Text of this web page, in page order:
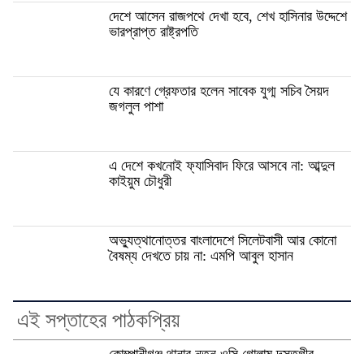
দেশে আসেন রাজপথে দেখা হবে, শেখ হাসিনার উদ্দেশে
ভারপ্রাপ্ত রাষ্ট্রপতি
যে কারণে গ্রেফতার হলেন সাবেক যুগ্ম সচিব সৈয়দ
জগলুল পাশা
এ দেশে কখনোই ফ্যাসিবাদ ফিরে আসবে না: আব্দুল
কাইয়ুম চৌধুরী
অভ্যুত্থানোত্তর বাংলাদেশে সিলেটবাসী আর কোনো
বৈষম্য দেখতে চায় না: এমপি আবুল হাসান
এই সপ্তাহের পাঠকপ্রিয়